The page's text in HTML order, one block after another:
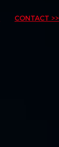
CONTACT >>